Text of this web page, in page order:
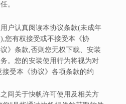
。
户认真阅读本协议条款(未成年
您有权接受或不接受本《协
》条款,否则您无权下载、安装
。您的安装使用行为将视为对
受本《协议》各项条款的约
间关于快帆许可使用及相关方